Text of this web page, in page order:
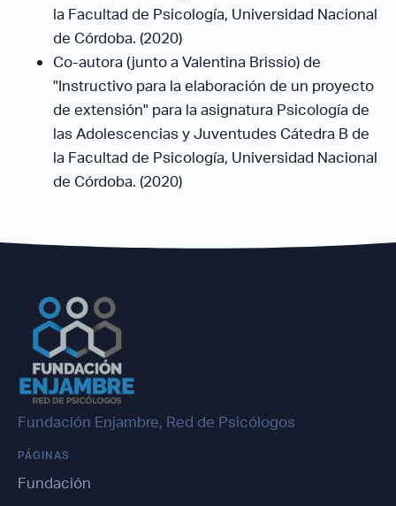
la Facultad de Psicología, Universidad Nacional
de Córdoba. (2020)
Co-autora (junto a Valentina Brissio) de
"Instructivo para la elaboración de un proyecto
de extensión" para la asignatura Psicología de
las Adolescencias y Juventudes Cátedra B de
la Facultad de Psicología, Universidad Nacional
de Córdoba. (2020)
Fundación Enjambre, Red de Psicólogos
PÁGINAS
Fundación